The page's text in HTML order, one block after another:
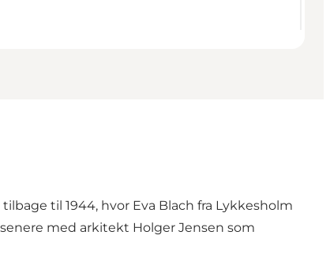
til 1944, hvor Eva Blach fra Lykkesholm
med arkitekt Holger Jensen som